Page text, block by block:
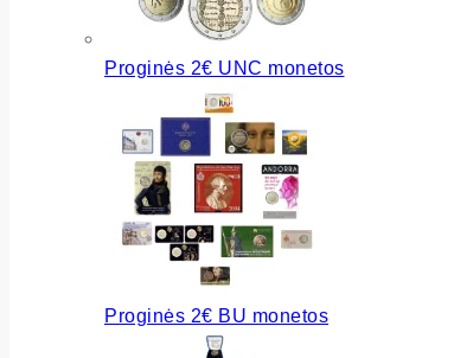
Proginės 2€ UNC monetos
Proginės 2€ BU monetos